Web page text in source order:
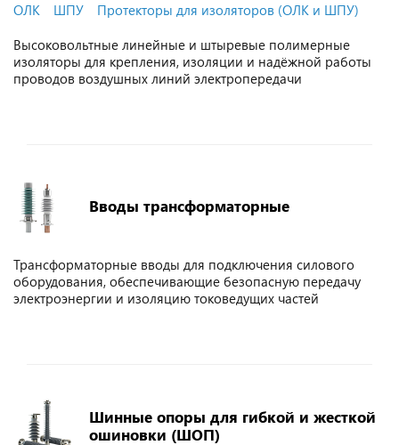
ОЛК ШПУ
Протекторы для изоляторов (ОЛК и ШПУ)
Высоковольтные линейные и штыревые полимерные
изоляторы для крепления, изоляции и надёжной работы
проводов воздушных линий электропередачи
Вводы трансформаторные
Трансформаторные вводы для подключения силового
оборудования, обеспечивающие безопасную передачу
электроэнергии и изоляцию токоведущих частей
Шинные опоры для гибкой и жесткой
ошиновки (ШОП)